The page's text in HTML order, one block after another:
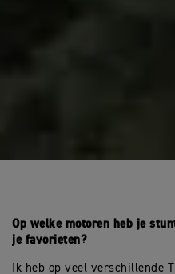
Op welke motoren heb je
je favorieten?
Ik heb op veel verschillende